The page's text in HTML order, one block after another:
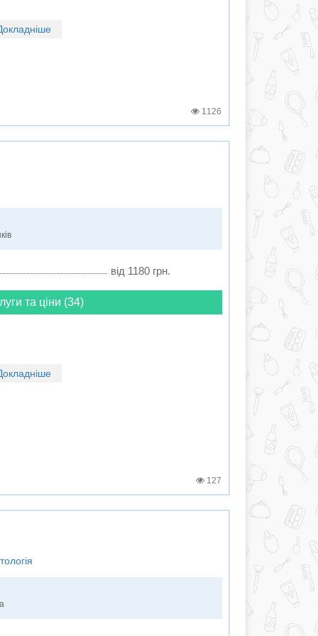
1126
від 1180 грн.
та ціни (34)
127